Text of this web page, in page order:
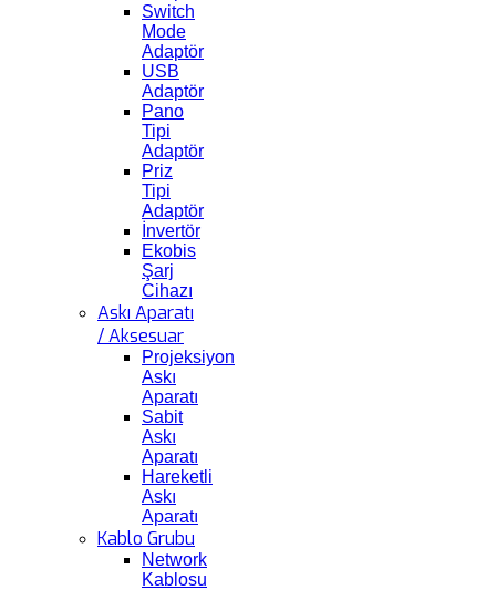
Switch
Mode
Adaptör
USB
Adaptör
Pano
Tipi
Adaptör
Priz
Tipi
Adaptör
İnvertör
Ekobis
Şarj
Cihazı
Askı Aparatı
/ Aksesuar
Projeksiyon
Askı
Aparatı
Sabit
Askı
Aparatı
Hareketli
Askı
Aparatı
Kablo Grubu
Network
Kablosu